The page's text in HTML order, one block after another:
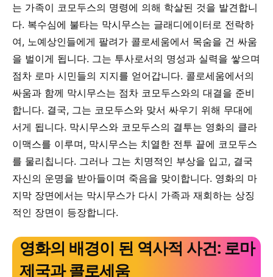
는 가족이 코모두스의 명령에 의해 학살된 것을 발견합니
다. 복수심에 불타는 막시무스는 글래디에이터로 전락하
여, 노예상인들에게 팔려가 콜로세움에서 목숨을 건 싸움
을 벌이게 됩니다. 그는 투사로서의 명성과 실력을 쌓으며
점차 로마 시민들의 지지를 얻어갑니다. 콜로세움에서의
싸움과 함께 막시무스는 점차 코모두스와의 대결을 준비
합니다. 결국, 그는 코모두스와 맞서 싸우기 위해 무대에
서게 됩니다. 막시무스와 코모두스의 결투는 영화의 클라
이맥스를 이루며, 막시무스는 치열한 전투 끝에 코모두스
를 물리칩니다. 그러나 그는 치명적인 부상을 입고, 결국
자신의 운명을 받아들이며 죽음을 맞이합니다. 영화의 마
지막 장면에서는 막시무스가 다시 가족과 재회하는 상징
적인 장면이 등장합니다.
영화의 배경이 된 역사적 사건: 로마
제국과 콜로세움